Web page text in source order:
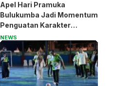
Apel Hari Pramuka
Bulukumba Jadi Momentum
Penguatan Karakter
Generasi Muda
NEWS